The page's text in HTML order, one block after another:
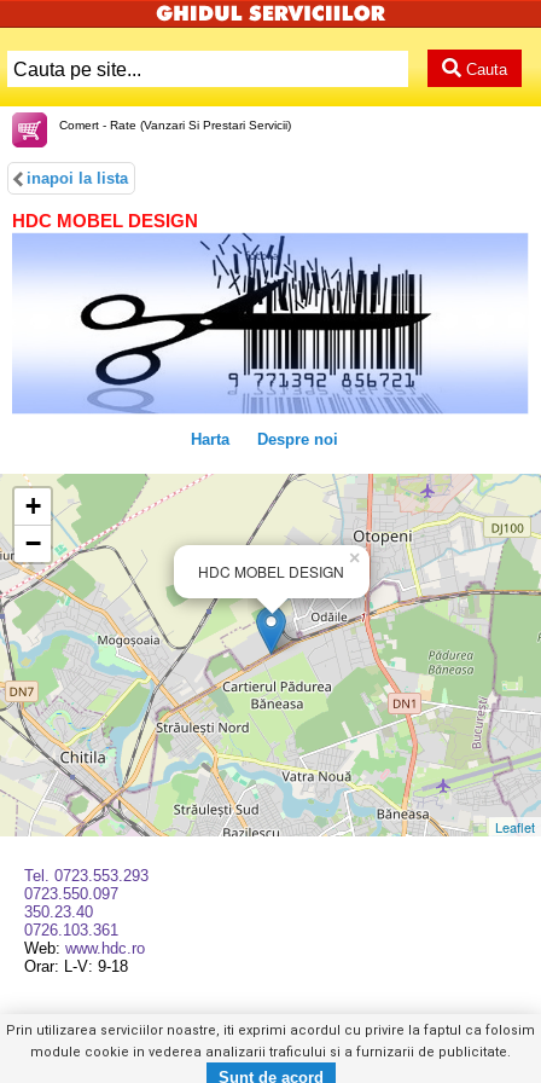
Cauta
Comert - Rate (Vanzari Si Prestari Servicii)
inapoi la lista
HDC MOBEL DESIGN
Harta Despre noi
HDC MOBEL DESIGN
×
+
−
Leaflet
Tel. 0723.553.293
0723.550.097
350.23.40
0726.103.361
Web: www.hdc.ro
Orar: L-V: 9-18
Tel. 0723.553.XXX
Trimite mesaj privat
Web|Anuntul Telefonic
Prin utilizarea serviciilor noastre, iti exprimi acordul cu privire la faptul ca folosim
module cookie in vederea analizarii traficului si a furnizarii de publicitate.